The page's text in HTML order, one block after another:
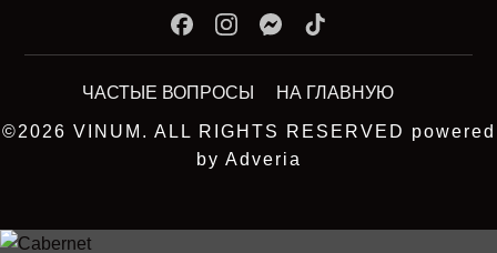
ЧАСТЫЕ ВОПРОСЫ НА ГЛАВНУЮ
©2026 VINUM. ALL RIGHTS RESERVED powered
by Adveria